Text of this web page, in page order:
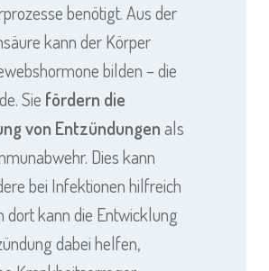
benötigt. Aus der
kann der Körper
bilden – die
Sie fördern die
von Entzündungenals
Dies kann
bei Infektionen hilfreich
dort kann die Entwicklung
dabei helfen,